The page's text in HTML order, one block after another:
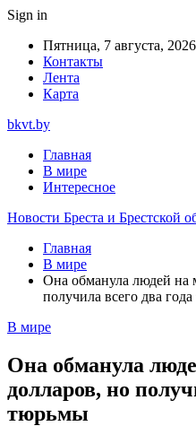
Sign in
Пятница, 7 августа, 2026
Контакты
Лента
Карта
bkvt.by
Главная
В мире
Интересное
Новости Бреста и Брестской
Главная
В мире
Она обманула людей на
получила всего два
В мире
Она обманула
долларов, но
тюрьмы